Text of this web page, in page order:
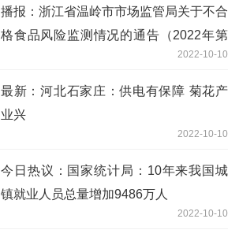
播报：浙江省温岭市市场监管局关于不合
格食品风险监测情况的通告（2022年第
2022-10-10
最新：河北石家庄：供电有保障 菊花产
业兴
2022-10-10
今日热议：国家统计局：10年来我国城
镇就业人员总量增加9486万人
2022-10-10